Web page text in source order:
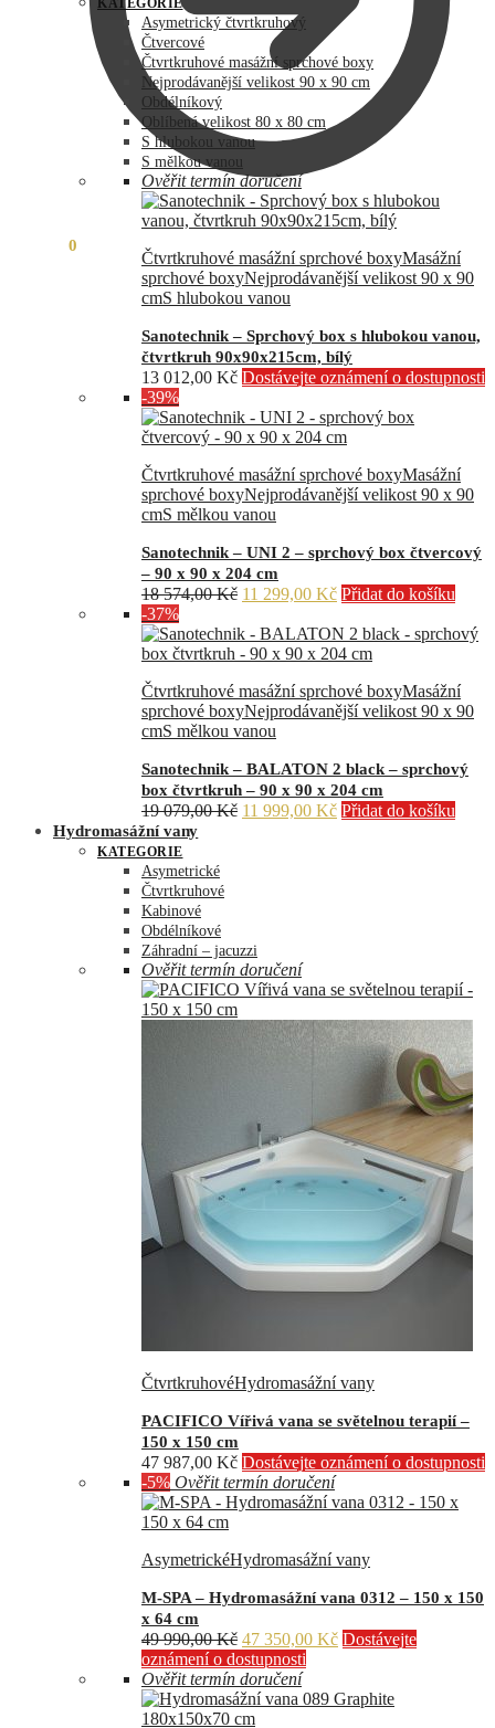
0
73
990,00 Kč.
60
890,00 Kč.
KATEGORIE
Asymetrický čtvrtkruhový
Čtvercové
Čtvrtkruhové masážní sprchové boxy
Nejprodávanější velikost 90 x 90 cm
Obdélníkový
Oblíbená velikost 80 x 80 cm
S hlubokou vanou
S mělkou vanou
Ověřit termín doručení
Čtvrtkruhové masážní sprchové boxyMasážní
sprchové boxyNejprodávanější velikost 90 x 90
cmS hlubokou vanou
Sanotechnik – Sprchový box s hlubokou vanou,
čtvrtkruh 90x90x215cm, bílý
13 012,00 Kč Dostávejte oznámení o dostupnosti
-39%
Čtvrtkruhové masážní sprchové boxyMasážní
sprchové boxyNejprodávanější velikost 90 x 90
cmS mělkou vanou
Sanotechnik – UNI 2 – sprchový box čtvercový
– 90 x 90 x 204 cm
18 574,00Kč Původní
byla:
18
11 299,00 KčAktuální
je:
11
Přidat do košíku
-37%
Čtvrtkruhové masážní sprchové boxyMasážní
sprchové boxyNejprodávanější velikost 90 x 90
cmS mělkou vanou
Sanotechnik – BALATON 2 black – sprchový
box čtvrtkruh – 90 x 90 x 204 cm
19 079,00Kč Původní
11 999,00 KčAktuální
Přidat do košíku
Hydromasážní vany
KATEGORIE
Asymetrické
Čtvrtkruhové
Kabinové
Obdélníkové
Záhradní – jacuzzi
Ověřit termín doručení
ČtvrtkruhovéHydromasážní vany
PACIFICO Vířivá vana se světelnou terapií –
150 x 150 cm
47 987,00 Kč Dostávejte oznámení o dostupnosti
-5% Ověřit termín doručení
AsymetrickéHydromasážní vany
M-SPA – Hydromasážní vana 0312 – 150 x 150
x 64 cm
49 990,00Kč Původní
cena
byla:
49
990,00 Kč.
47 350,00 KčAktuální
47
Dostávejte
oznámení o dostupnosti
Ověřit termín doručení